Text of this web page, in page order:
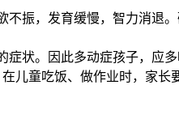
振，发育缓慢，智力消退
。因此多动症孩子，应多
童吃饭、做作业时，家长